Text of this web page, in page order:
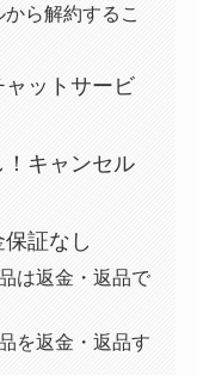
最短手続きや
解説！
！電話が繋が
サプリ
シボルネ)
外に手続きす
ら解約するこ
ットサービ
キャンセル
証なし
は返金・返品で
を返金・返品す